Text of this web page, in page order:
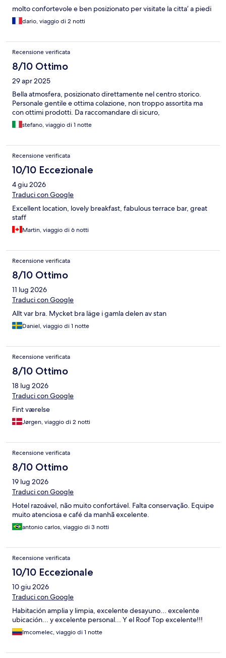
molto confortevole e ben posizionato per visitate la citta’ a piedi
dario, viaggio di 2 notti
Recensione verificata
8/10 Ottimo
29 apr 2025
Bella atmosfera, posizionato direttamente nel centro storico.
Personale gentile e ottima colazione, non troppo assortita ma
con ottimi prodotti. Da raccomandare di sicuro,
stefano, viaggio di 1 notte
Recensione verificata
10/10 Eccezionale
4 giu 2026
Traduci con Google
Excellent location, lovely breakfast, fabulous terrace bar, great
staff
Martin, viaggio di 6 notti
Recensione verificata
8/10 Ottimo
11 lug 2026
Traduci con Google
Allt var bra. Mycket bra läge i gamla delen av stan
Daniel, viaggio di 1 notte
Recensione verificata
8/10 Ottimo
18 lug 2026
Traduci con Google
Fint værelse
Jørgen, viaggio di 2 notti
Recensione verificata
8/10 Ottimo
19 lug 2026
Traduci con Google
Hotel razoável, não muito confortável. Falta conservação. Equipe
muito atenciosa e café da manhã excelente.
antonio carlos, viaggio di 3 notti
Recensione verificata
10/10 Eccezionale
10 giu 2026
Traduci con Google
Habitación amplia y limpia, excelente desayuno... excelente
ubicación... y excelente personal... Y el Roof Top excelente!!!
Imcomelec, viaggio di 1 notte